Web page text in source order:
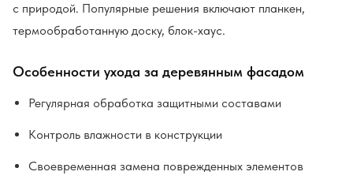
с природой. Популярные решения включают планкен,
термообработанную доску, блок-хаус.
Особенности ухода за деревянным фасадом
Регулярная обработка защитными составами
Контроль влажности в конструкции
Своевременная замена поврежденных элементов